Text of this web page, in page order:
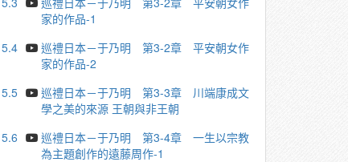
家的作品-1
5.4
巡禮日本－于乃明 第3-2章 平安朝女作
家的作品-2
5.5
巡禮日本－于乃明 第3-3章 川端康成文
學之美的來源 王朝與非王朝
5.6
巡禮日本－于乃明 第3-4章 一生以宗教
為主題創作的遠藤周作-1